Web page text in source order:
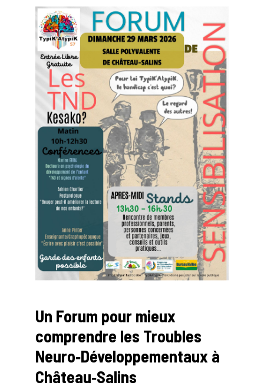
Un Forum pour mieux
comprendre les Troubles
Neuro‑Développementaux à
Château‑Salins